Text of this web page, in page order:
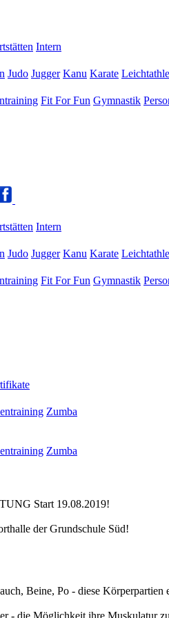
Intern
Judo Jugger Kanu Karate
Fit For Fun Gymnastik
Intern
Judo Jugger Kanu Karate
Fit For Fun Gymnastik
Zumba
Zumba
Start 19.08.2019!
der Grundschule Süd!
Beine, Po - diese